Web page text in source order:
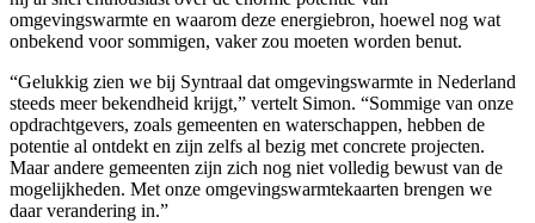
omgevingswarmte en waarom deze energiebron, hoewel nog wat
onbekend voor sommigen, vaker zou moeten worden benut.
“Gelukkig zien we bij Syntraal dat omgevingswarmte in Nederland
steeds meer bekendheid krijgt,” vertelt Simon. “Sommige van onze
opdrachtgevers, zoals gemeenten en waterschappen, hebben de
potentie al ontdekt en zijn zelfs al bezig met concrete projecten.
Maar andere gemeenten zijn zich nog niet volledig bewust van de
mogelijkheden. Met onze omgevingswarmtekaarten brengen we
daar verandering in.”